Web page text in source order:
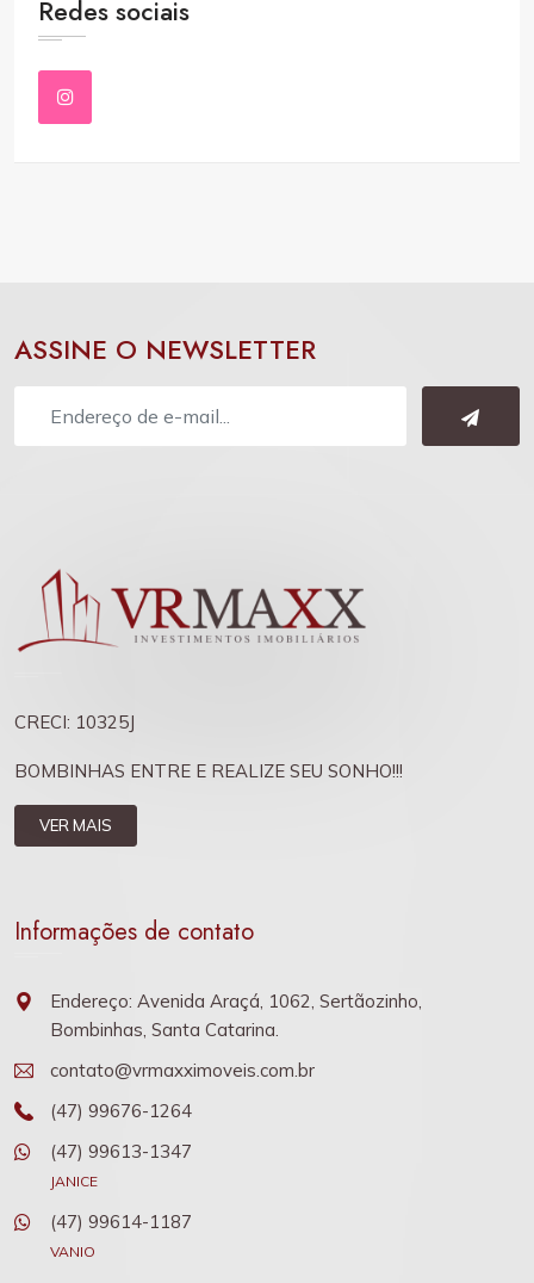
Redes sociais
ASSINE O NEWSLETTER
CRECI: 10325J
BOMBINHAS ENTRE E REALIZE SEU SONHO!!!
VER MAIS
Informações de contato
Endereço: Avenida Araçá, 1062, Sertãozinho,
Bombinhas, Santa Catarina.
contato@vrmaxximoveis.com.br
(47) 99676-1264
(47) 99613-1347
JANICE
(47) 99614-1187
VANIO